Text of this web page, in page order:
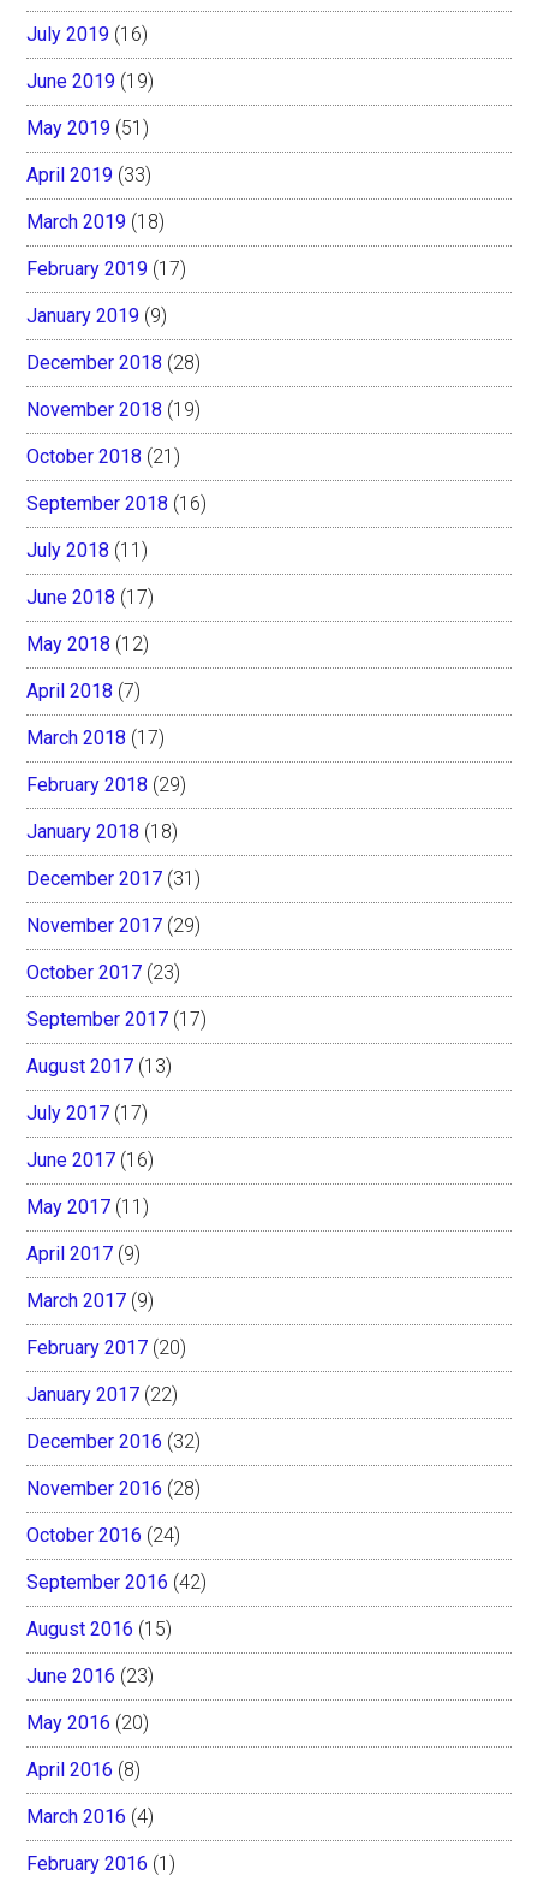
July 2019 (16)
June 2019 (19)
May 2019 (51)
April 2019 (33)
March 2019 (18)
February 2019 (17)
January 2019 (9)
December 2018 (28)
November 2018 (19)
October 2018 (21)
September 2018 (16)
July 2018 (11)
June 2018 (17)
May 2018 (12)
April 2018 (7)
March 2018 (17)
February 2018 (29)
January 2018 (18)
December 2017 (31)
November 2017 (29)
October 2017 (23)
September 2017 (17)
August 2017 (13)
July 2017 (17)
June 2017 (16)
May 2017 (11)
April 2017 (9)
March 2017 (9)
February 2017 (20)
January 2017 (22)
December 2016 (32)
November 2016 (28)
October 2016 (24)
September 2016 (42)
August 2016 (15)
June 2016 (23)
May 2016 (20)
April 2016 (8)
March 2016 (4)
February 2016 (1)